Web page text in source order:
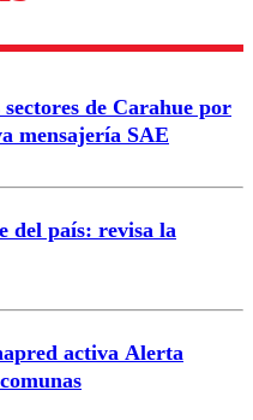
de Carahue por
mensajería SAE
del país: revisa la
activa Alerta